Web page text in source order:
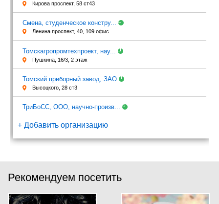
Кирова проспект, 58 ст43
Смена, студенческое констру...
Ленина проспект, 40, 109 офис
Томскагропромтехпроект, нау...
Пушкина, 16/3, 2 этаж
Томский приборный завод, ЗАО
Высоцкого, 28 ст3
ТриБоСС, ООО, научно-произв...
Развития проспект, 3
+ Добавить организацию
Рекомендуем посетить